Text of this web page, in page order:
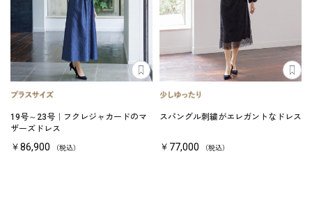
19号～23号｜フクレジャカードのマ
ザーズドレス
￥86,900 （税込）
スパングル刺繍がエレガントなドレス
￥77,000 （税込）